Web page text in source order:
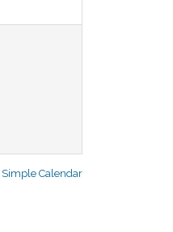
Simple Calendar